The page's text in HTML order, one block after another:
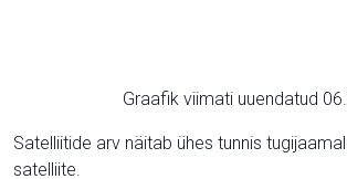
Graafik viimati uuendatud
Satelliitide arv näitab ühes tunnis
satelliite.